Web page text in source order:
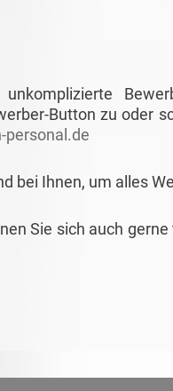
Button zu oder
personal.de
bei Ihnen, um alles
Sie sich auch